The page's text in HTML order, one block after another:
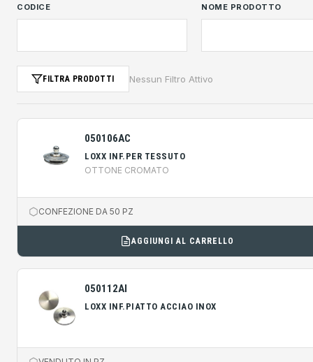
CODICE NOME PRODOTTO
FILTRA PRODOTTI Nessun Filtro Attivo
050106AC
LOXX INF.PER TESSUTO
OTTONE CROMATO
CONFEZIONE DA 50 PZ
AGGIUNGI AL CARRELLO
050112AI
LOXX INF.PIATTO ACCIAO INOX